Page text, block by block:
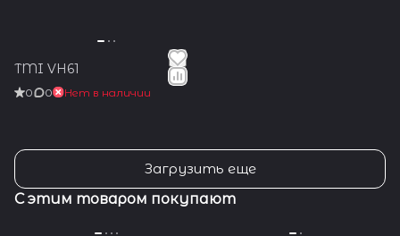
TMI VH61
0 0 Нет в наличии
Загрузить еще
С этим товаром покупают